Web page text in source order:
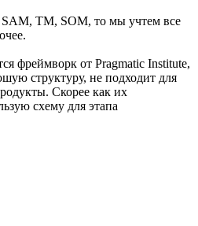
TM, SOM, то мы учтем все
фреймворк от Pragmatic Institute,
структуру, не подходит для
Скорее как их
схему для этапа